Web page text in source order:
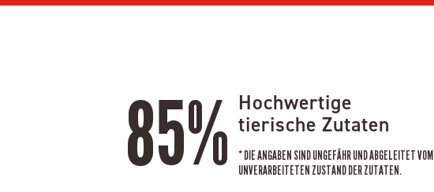
85% Hochwertige
tierische Zutaten
* DIE ANGABEN SIND UNGEFÄHR UND ABGELEITET VOM
UNVERARBEITETEN ZUSTAND DER ZUTATEN.